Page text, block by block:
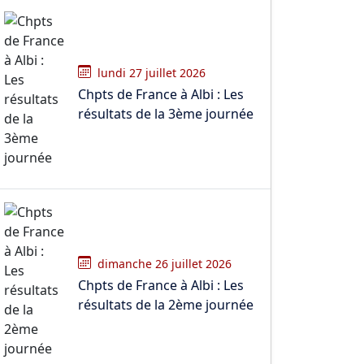
lundi 27 juillet 2026
Chpts de France à Albi : Les
résultats de la 3ème journée
dimanche 26 juillet 2026
Chpts de France à Albi : Les
résultats de la 2ème journée